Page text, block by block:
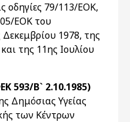
οδηγίες 79/113/ΕΟΚ,
ΕΟΚ του
1978, της
της 11ης Ιουλίου
593/Β` 2.10.1985)
Δημόσιας Υγείας
των Κέντρων